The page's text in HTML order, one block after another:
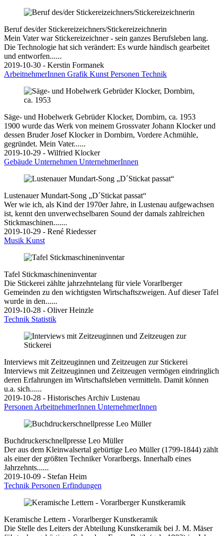
Beruf des/der Stickereizeichners/Stickereizeichnerin
Mein Vater war Stickereizeichner - sein ganzes Berufsleben lang.
Die Technologie hat sich verändert: Es wurde händisch gearbeitet
und entworfen......
2019-10-30 - Kerstin Formanek
ArbeitnehmerInnen Grafik Kunst Personen Technik
Säge- und Hobelwerk Gebrüder Klocker, Dornbirn, ca. 1953
1900 wurde das Werk von meinem Grossvater Johann Klocker und
dessen Bruder Josef Klocker in Dornbirn, Vordere Achmühle,
gegründet. Mein Vater......
2019-10-29 - Wilfried Klocker
Gebäude Unternehmen UnternehmerInnen
Lustenauer Mundart-Song „D´Stickat passat“
Wer wie ich, als Kind der 1970er Jahre, in Lustenau aufgewachsen
ist, kennt den unverwechselbaren Sound der damals zahlreichen
Stickmaschinen.......
2019-10-29 - René Riedesser
Musik Kunst
Tafel Stickmaschineninventar
Die Stickerei zählte jahrzehntelang für viele Vorarlberger
Gemeinden zu den wichtigsten Wirtschaftszweigen. Auf dieser Tafel
wurde in den......
2019-10-28 - Oliver Heinzle
Technik Statistik
Interviews mit Zeitzeuginnen und Zeitzeugen zur Stickerei
Interviews mit Zeitzeuginnen und Zeitzeugen vermögen eindringlich
deren Erfahrungen im Wirtschaftsleben vermitteln. Damit können
u.a. sich......
2019-10-28 - Historisches Archiv Lustenau
Personen ArbeitnehmerInnen UnternehmerInnen
Buchdruckerschnellpresse Leo Müller
Der aus dem Kleinwalsertal gebürtige Leo Müller (1799-1844) zählt
als einer der größten Techniker Vorarlbergs. Innerhalb eines
Jahrzehnts......
2019-10-09 - Stefan Heim
Technik Personen Erfindungen
Keramische Lettern - Vorarlberger Kunstkeramik
Die Stelle des Leiters der Abteilung Kunstkeramik bei J. M. Mäser